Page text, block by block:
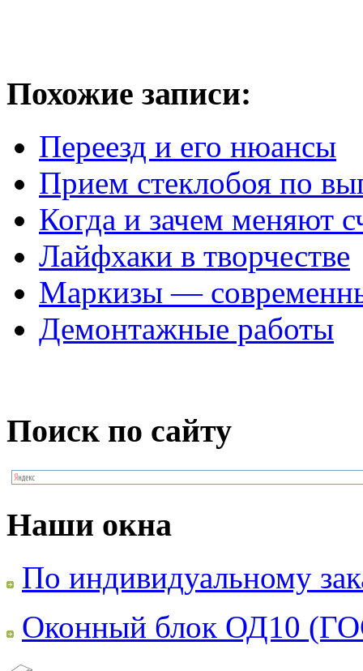
Похожие записи:
Переезд и его нюансы
Прием стеклобоя по
Когда и зачем меняют
Лайфхаки в творчестве
Маркизы —
Демонтажные работы
Поиск по сайту
Наши окна
По индивидуальному
Оконный блок ОД10